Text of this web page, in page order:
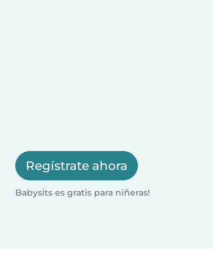
Regístrate ahora
Babysits es gratis para niñeras!